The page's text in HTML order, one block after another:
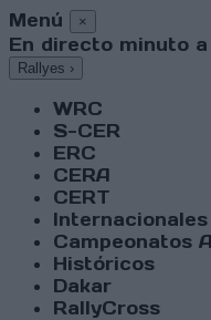
Menú ×
En directo minuto
Rallyes ›
WRC
S-CER
ERC
CERA
CERT
Internacionales
Campeonatos
Históricos
Dakar
RallyCross